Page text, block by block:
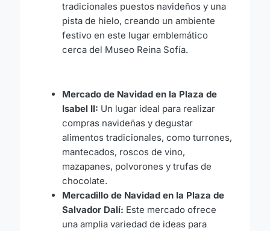
tradicionales puestos navideños y una
pista de hielo, creando un ambiente
festivo en este lugar emblemático
cerca del Museo Reina Sofía.
Mercado de Navidad en la Plaza de
Isabel II: Un lugar ideal para realizar
compras navideñas y degustar
alimentos tradicionales, como turrones,
mantecados, roscos de vino,
mazapanes, polvorones y trufas de
chocolate.
Mercadillo de Navidad en la Plaza de
Salvador Dalí: Este mercado ofrece
una amplia variedad de ideas para